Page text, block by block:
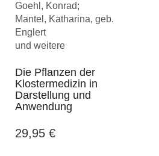
Goehl, Konrad;
Mantel, Katharina, geb.
Englert
und weitere
Die Pflanzen der
Klostermedizin in
Darstellung und
Anwendung
29,95 €